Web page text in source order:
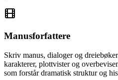
Manusforfattere
Skriv manus, dialoger og
karakterer, plottvister og
som forstår dramatisk struktur og